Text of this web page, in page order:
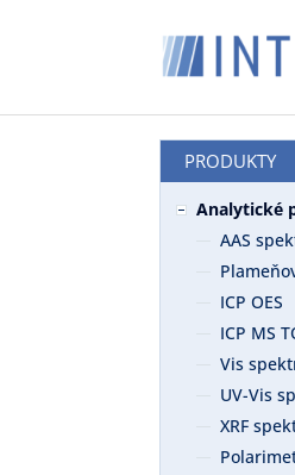
PRODUKTY
Analytické
AAS
ICP OES
ICP MS
Vis
UV-Vis
XRF